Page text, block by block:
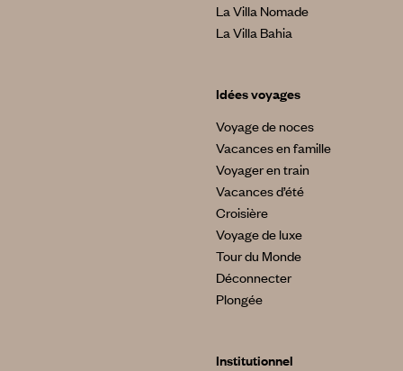
La Villa Nomade
La Villa Bahia
Idées voyages
Voyage de noces
Vacances en famille
Voyager en train
Vacances d’été
Croisière
Voyage de luxe
Tour du Monde
Déconnecter
Plongée
Institutionnel